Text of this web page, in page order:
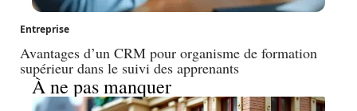
Entreprise
Avantages d’un CRM pour organisme de formation
supérieur dans le suivi des apprenants
À ne pas manquer